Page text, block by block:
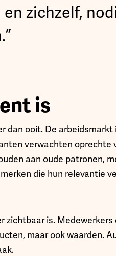
zichzelf,
is
dan ooit. De
verwachten oprechte
aan oude patronen,
die hun relevantie
zichtbaar is. Medewerkers
maar ook waarden.